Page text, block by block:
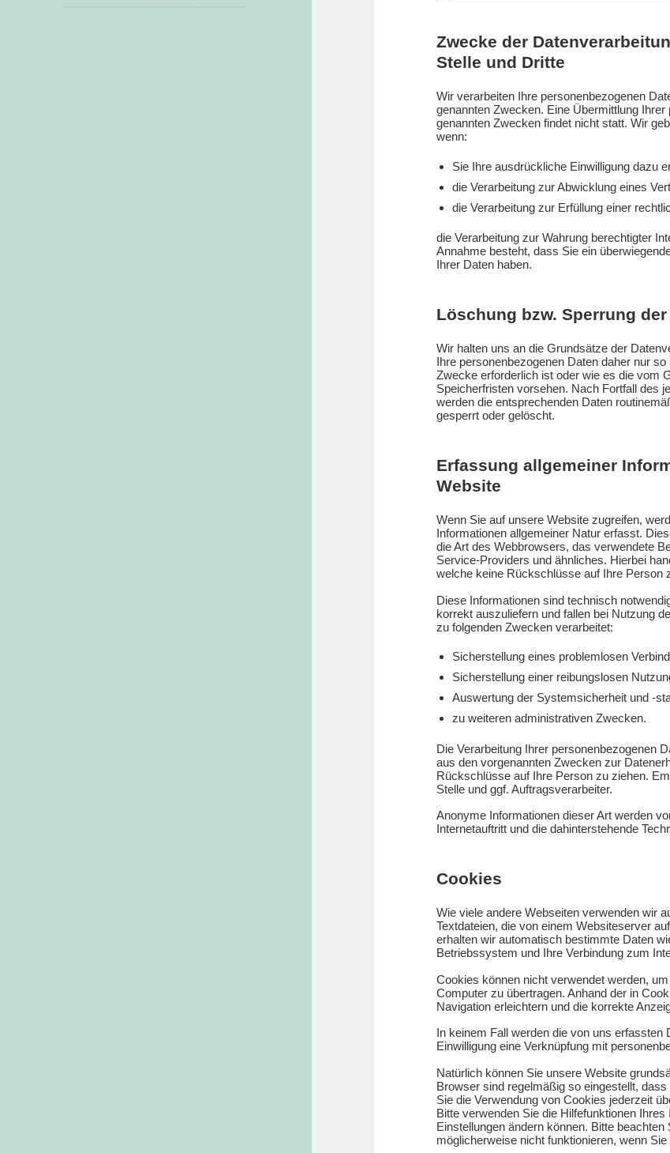
Zwecke der
Stelle und Dritte
Wir verarbeiten Ihre personenbezogenen
genannten Zwecken. Eine Übermittlung
genannten Zwecken findet nicht statt. Wir
wenn:
Sie Ihre ausdrückliche Einwilligung dazu
die Verarbeitung zur Abwicklung eines
die Verarbeitung zur Erfüllung einer
die Verarbeitung zur Wahrung berechtigter
Annahme besteht, dass Sie ein
Ihrer Daten haben.
Löschung bzw. Sperrung der
Wir halten uns an die Grundsätze der
Ihre personenbezogenen Daten daher nur
Zwecke erforderlich ist oder wie es die vom
Speicherfristen vorsehen. Nach Fortfall des
werden die entsprechenden Daten
gesperrt oder gelöscht.
Erfassung allgemeiner
Website
Wenn Sie auf unsere Website zugreifen,
Informationen allgemeiner Natur erfasst.
die Art des Webbrowsers, das verwendete
Service-Providers und ähnliches. Hierbei
welche keine Rückschlüsse auf Ihre Person
Diese Informationen sind technisch
korrekt auszuliefern und fallen bei Nutzung
zu folgenden Zwecken verarbeitet:
Sicherstellung eines problemlosen
Sicherstellung einer reibungslosen
Auswertung der Systemsicherheit und -
zu weiteren administrativen Zwecken.
Die Verarbeitung Ihrer personenbezogenen
aus den vorgenannten Zwecken zur
Rückschlüsse auf Ihre Person zu ziehen.
Stelle und ggf. Auftragsverarbeiter.
Anonyme Informationen dieser Art werden
Internetauftritt und die dahinterstehende
Cookies
Wie viele andere Webseiten verwenden wir
Textdateien, die von einem Websiteserver
erhalten wir automatisch bestimmte Daten
Betriebssystem und Ihre Verbindung zum
Cookies können nicht verwendet werden,
Computer zu übertragen. Anhand der in
Navigation erleichtern und die korrekte
In keinem Fall werden die von uns erfassten
Einwilligung eine Verknüpfung mit
Natürlich können Sie unsere Website
Browser sind regelmäßig so eingestellt,
Sie die Verwendung von Cookies jederzeit
Bitte verwenden Sie die Hilfefunktionen
Einstellungen ändern können. Bitte
möglicherweise nicht funktionieren, wenn